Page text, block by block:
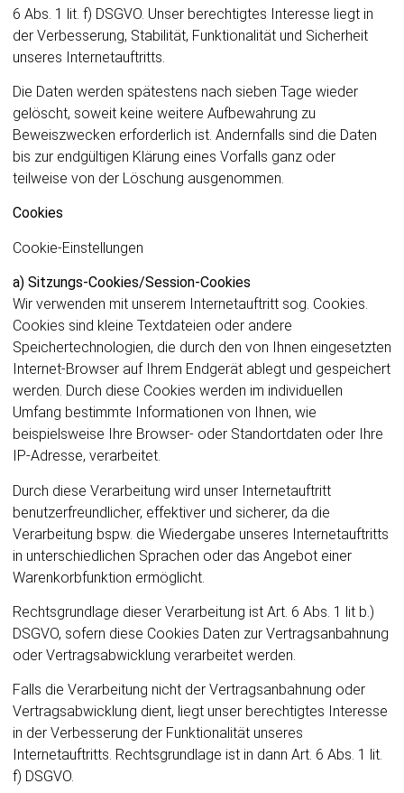
6 Abs. 1 lit. f) DSGVO. Unser berechtigtes Interesse liegt in
der Verbesserung, Stabilität, Funktionalität und Sicherheit
unseres Internetauftritts.
Die Daten werden spätestens nach sieben Tage wieder
gelöscht, soweit keine weitere Aufbewahrung zu
Beweiszwecken erforderlich ist. Andernfalls sind die Daten
bis zur endgültigen Klärung eines Vorfalls ganz oder
teilweise von der Löschung ausgenommen.
Cookies
Cookie-Einstellungen
a) Sitzungs-Cookies/Session-Cookies
Wir verwenden mit unserem Internetauftritt sog. Cookies.
Cookies sind kleine Textdateien oder andere
Speichertechnologien, die durch den von Ihnen eingesetzten
Internet-Browser auf Ihrem Endgerät ablegt und gespeichert
werden. Durch diese Cookies werden im individuellen
Umfang bestimmte Informationen von Ihnen, wie
beispielsweise Ihre Browser- oder Standortdaten oder Ihre
IP-Adresse, verarbeitet.
Durch diese Verarbeitung wird unser Internetauftritt
benutzerfreundlicher, effektiver und sicherer, da die
Verarbeitung bspw. die Wiedergabe unseres Internetauftritts
in unterschiedlichen Sprachen oder das Angebot einer
Warenkorbfunktion ermöglicht.
Rechtsgrundlage dieser Verarbeitung ist Art. 6 Abs. 1 lit b.)
DSGVO, sofern diese Cookies Daten zur Vertragsanbahnung
oder Vertragsabwicklung verarbeitet werden.
Falls die Verarbeitung nicht der Vertragsanbahnung oder
Vertragsabwicklung dient, liegt unser berechtigtes Interesse
in der Verbesserung der Funktionalität unseres
Internetauftritts. Rechtsgrundlage ist in dann Art. 6 Abs. 1 lit.
f) DSGVO.